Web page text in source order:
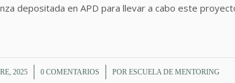
depositada en APD para llevar a cabo este
2025 0 COMENTARIOS
/ POR ESCUELA DE MENTORING